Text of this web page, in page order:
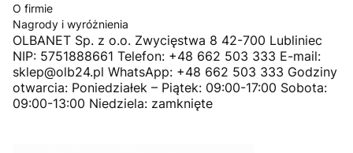
O firmie
Nagrody i wyróżnienia
OLBANET Sp. z o.o. Zwycięstwa 8 42-700 Lubliniec
NIP: 5751888661 Telefon: +48 662 503 333 E-mail:
sklep@olb24.pl WhatsApp: +48 662 503 333 Godziny
otwarcia: Poniedziałek – Piątek: 09:00-17:00 Sobota:
09:00-13:00 Niedziela: zamknięte